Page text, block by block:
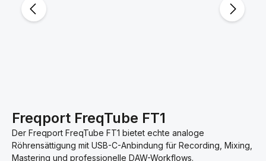
Freqport FreqTube FT1
Der Freqport FreqTube FT1 bietet echte analoge
Röhrensättigung mit USB-C-Anbindung für Recording, Mixing,
Mastering und professionelle DAW-Workflows.